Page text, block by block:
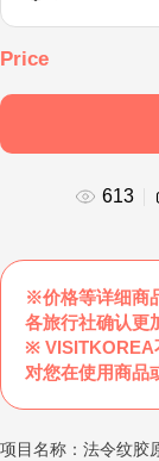
613
※价格等详细商
各旅行社确认更
※ VISITKOREA
对您在使用商品
项目名称：法令纹胶